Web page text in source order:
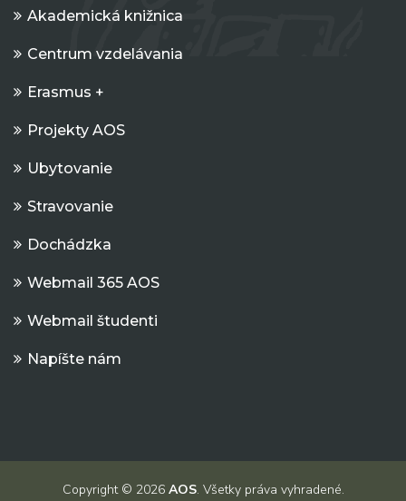
Akademická knižnica
Centrum vzdelávania
Erasmus +
Projekty AOS
Ubytovanie
Stravovanie
Dochádzka
Webmail 365 AOS
Webmail študenti
Napíšte nám
Copyright © 2026 AOS. Všetky práva vyhradené.